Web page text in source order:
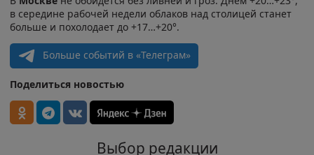
в середине рабочей недели облаков над столицей станет
больше и похолодает до +17…+20°.
Больше событий в «Телеграм»
Поделиться новостью
Выбор редакции